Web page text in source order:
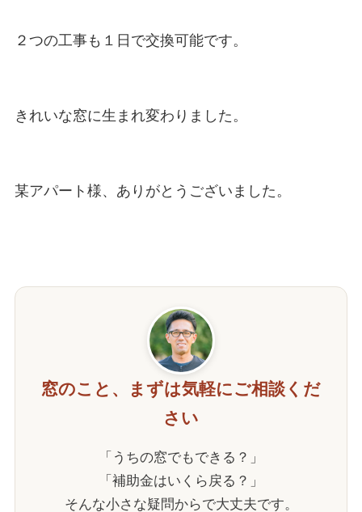
２つの工事も１日で交換可能です。
きれいな窓に生まれ変わりました。
某アパート様、ありがとうございました。
窓のこと、まずは気軽にご相談くだ
さい
「うちの窓でもできる？」
「補助金はいくら戻る？」
そんな小さな疑問からで大丈夫です。